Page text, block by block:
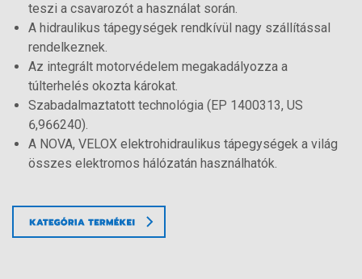
teszi a csavarozót a használat során.
A hidraulikus tápegységek rendkívül nagy szállítással
rendelkeznek.
Az integrált motorvédelem megakadályozza a
túlterhelés okozta károkat.
Szabadalmaztatott technológia (EP 1400313, US
6,966240).
A NOVA, VELOX elektrohidraulikus tápegységek a világ
összes elektromos hálózatán használhatók.